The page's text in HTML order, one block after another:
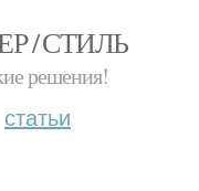
/ СТИЛЬ
решения!
статьи